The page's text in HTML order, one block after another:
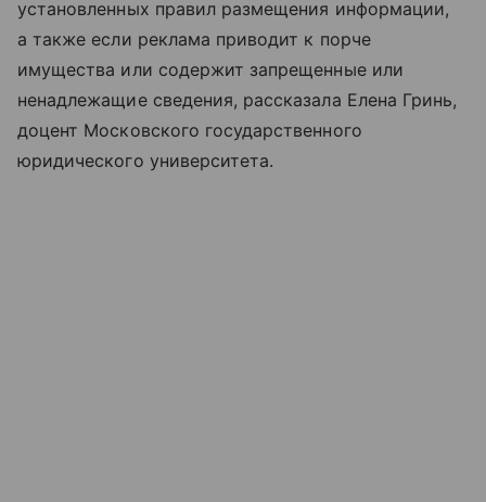
установленных правил размещения информации,
а также если реклама приводит к порче
имущества или содержит запрещенные или
ненадлежащие сведения, рассказала Елена Гринь,
доцент Московского государственного
юридического университета.